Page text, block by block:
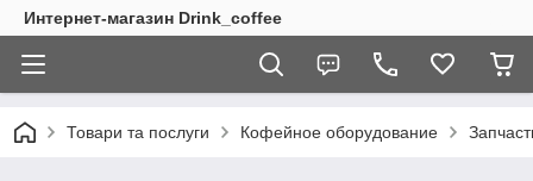
Интернет-магазин Drink_coffee
Товари та послуги Кофейное оборудование